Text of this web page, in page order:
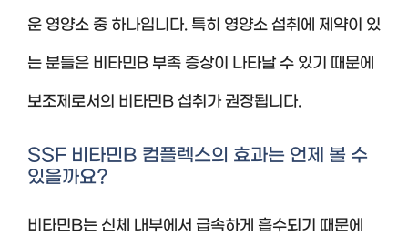
운 영양소 중 하나입니다. 특히 영양소 섭취에 제약이 있
는 분들은 비타민B 부족 증상이 나타날 수 있기 때문에
보조제로서의 비타민B 섭취가 권장됩니다.
SSF 비타민B 컴플렉스의 효과는 언제 볼 수
있을까요?
비타민B는 신체 내부에서 급속하게 흡수되기 때문에